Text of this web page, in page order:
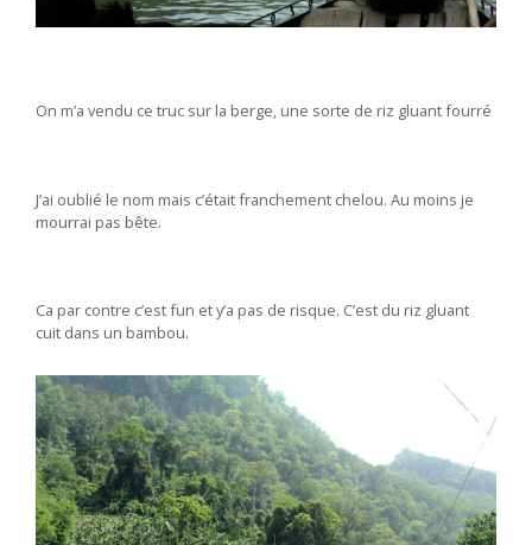
On m’a vendu ce truc sur la berge, une sorte de riz gluant fourré
J’ai oublié le nom mais c’était franchement chelou. Au moins je
mourrai pas bête.
Ca par contre c’est fun et y’a pas de risque. C’est du riz gluant
cuit dans un bambou.